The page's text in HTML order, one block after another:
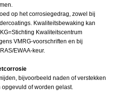
op het corrosiegedrag, zowel bij
Kwaliteitsbewaking kan
Kwaliteitscentrum
VMRG-voorschriften en bij
EWAA-keur.
bijvoorbeeld naden of verstekken
of worden gelast.